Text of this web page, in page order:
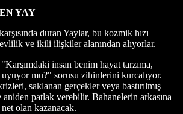
YAY
duran Yaylar, bu kozmik hızı
ve ikili ilişkiler alanından alıyorlar.
insan benim hayat tarzıma,
mu?" sorusu zihinlerini kurcalıyor.
saklanan gerçekler veya bastırılmış
patlak verebilir. Bahanelerin arkasına
net olan kazanacak.